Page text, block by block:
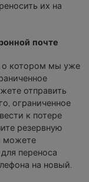
их на
почте
о котором мы уже
отправить
ограниченное
к потере
резервную
можете
переноса
на новый.